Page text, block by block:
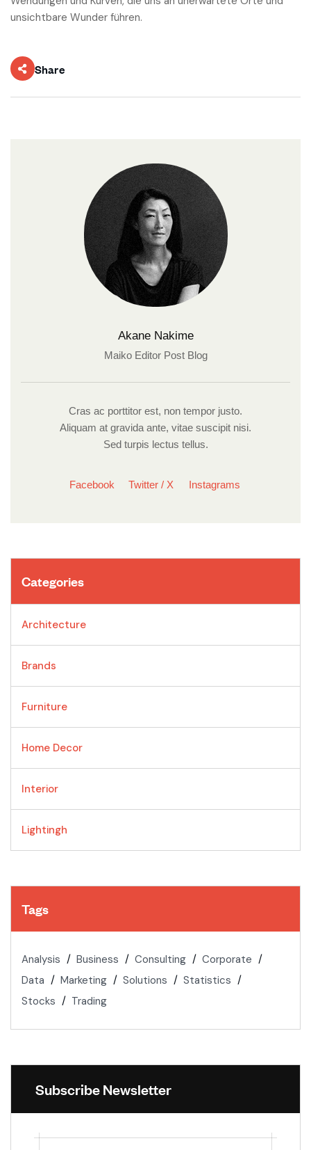
unsichtbare Wunder führen.
Share
Akane Nakime
Maiko Editor Post Blog
Cras ac porttitor est, non tempor justo.
Aliquam at gravida ante, vitae suscipit nisi.
Sed turpis lectus tellus.
Facebook Twitter / X Instagrams
Categories
Architecture
Brands
Furniture
Home Decor
Interior
Lightingh
Tags
Analysis Business Consulting
Corporate
Data
Marketing Solutions
Statistics
Stocks
Trading
Subscribe Newsletter